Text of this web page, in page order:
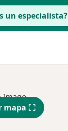
un especialista?
mapa